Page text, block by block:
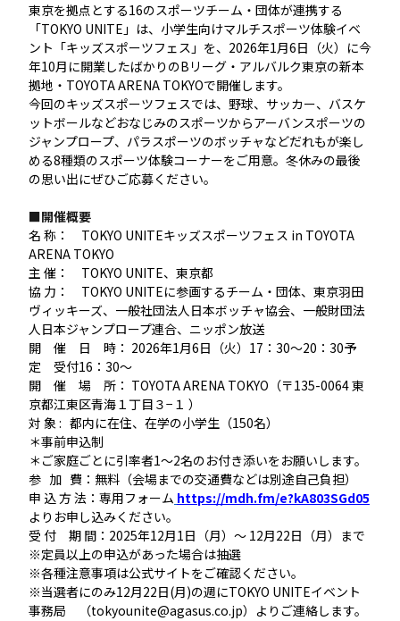
東京を拠点とする16のスポーツチーム・団体が連携する
「TOKYO UNITE」は、小学生向けマルチスポーツ体験イベ
ント「キッズスポーツフェス」を、2026年1月6日（火）に今
年10月に開業したばかりのBリーグ・アルバルク東京の新本
拠地・TOYOTA ARENA TOKYOで開催します。
今回のキッズスポーツフェスでは、野球、サッカー、バスケ
ットボールなどおなじみのスポーツからアーバンスポーツの
ジャンプロープ、パラスポーツのボッチャなどだれもが楽し
める8種類のスポーツ体験コーナーをご用意。冬休みの最後
の思い出にぜひご応募ください。
■開催概要
名 称： TOKYO UNITEキッズスポーツフェス in TOYOTA
ARENA TOKYO
主 催： TOKYO UNITE、東京都
協 力： TOKYO UNITEに参画するチーム・団体、東京羽田
ヴィッキーズ、一般社団法人日本ボッチャ協会、 一般財団法
人日本ジャンプロープ連合、 ニッポン放送
開 催 日 時： 2026年1月6日（火）17：30～20：30予
定 受付16：30～
開 催 場 所： TOYOTA ARENA TOKYO（〒135-0064 東
京都江東区青海１丁目３−１ ）
対 象 : 都内に在住、在学の小学生（150名）
＊事前申込制
＊ご家庭ごとに引率者1～2名のお付き添いをお願いします。
参 加 費：無料（会場までの交通費などは別途自己負担）
申 込 方 法：専用フォーム https://mdh.fm/e?kA803SGd05
よりお申し込みください。
受 付 期 間：2025年12月1日（月）～ 12月22日（月）まで
※定員以上の申込があった場合は抽選
※各種注意事項は公式サイトをご確認ください。
※当選者にのみ12月22日(月)の週にTOKYO UNITEイベント
事務局 （tokyounite@agasus.co.jp）よりご連絡します。